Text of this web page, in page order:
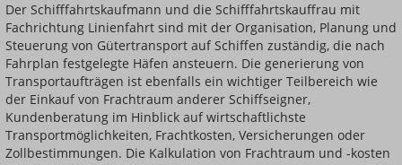
Der Schifffahrtskaufmann und die Schifffahrtskauffrau mit
Fachrichtung Linienfahrt sind mit der Organisation, Planung und
Steuerung von Gütertransport auf Schiffen zuständig, die nach
Fahrplan festgelegte Häfen ansteuern. Die generierung von
Transportaufträgen ist ebenfalls ein wichtiger Teilbereich wie
der Einkauf von Frachtraum anderer Schiffseigner,
Kundenberatung im Hinblick auf wirtschaftlichste
Transportmöglichkeiten, Frachtkosten, Versicherungen oder
Zollbestimmungen. Die Kalkulation von Frachtraum und -kosten